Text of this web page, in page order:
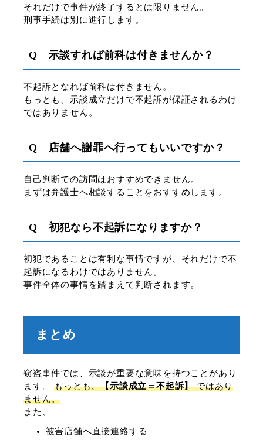
それだけで事件が終了するとは限りません。
刑事手続は別に進行します。
Q 示談すれば前科は付きませんか？
不起訴となれば前科は付きません。
もっとも、示談成立だけで不起訴が保証されるわけ
ではありません。
Q 店舗へ謝罪へ行ってもいいですか？
自己判断での訪問はおすすめできません。
まずは弁護士へ相談することをおすすめします。
Q 初犯なら不起訴になりますか？
初犯であることは有利な事情ですが、それだけで不
起訴になるわけではありません。
事件全体の事情を踏まえて判断されます。
まとめ
窃盗事件では、示談が重要な意味を持つことがあり
ます。もっとも、【示談成立＝不起訴】ではあり
ません。
また、
被害店舗へ直接連絡する